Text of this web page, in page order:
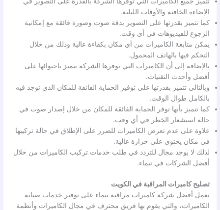
الإضاءة الخافتة والأوقات الليلية.
كما تتميز بقدرتها على التصوير بدقة صوت وصورة فائقة مع إمكانية
الرجوع للفيديوهات في أي وقت.
يمكن متابعة الكاميرات من أي مكان بكفاءة عالية وذلك من خلال
التحكم فيها بالهاتف المحمول.
بالإضافة إلى أن الكاميرات التي توفرها الشركة تتميز باحتوائها على
أفضل وأحدث التقنيات.
وبالتالي تتميز بقدرتها على توفير الحماية الفائقة للمكان الذي توجد فيه
بالكامل طوال الوقت.
كما تتميز بأنها توفر الحماية الفائقة للمكان من خلال إصدار صوت في
حالة استشعار الخطر في أي وقت.
علاوة على عدم تعرض الكاميرات للضرر على الإطلاق في حالة تركيبها
في مكان يحتوي على حرارة عالية.
لذلك لا يوجد مجال للتردد في طلب خدمات تركيب الكاميرات من خلال
أفضل الشركات في تيماء.
تصليح كاميرات المراقبة في الكويت
تعمل أفضل شركة كاميرات مراقبة تيماء على توفير خدمات صيانة
الكاميرات، والتي يقوم بها فريق محترف في مجال الكاميرات وأنظمة